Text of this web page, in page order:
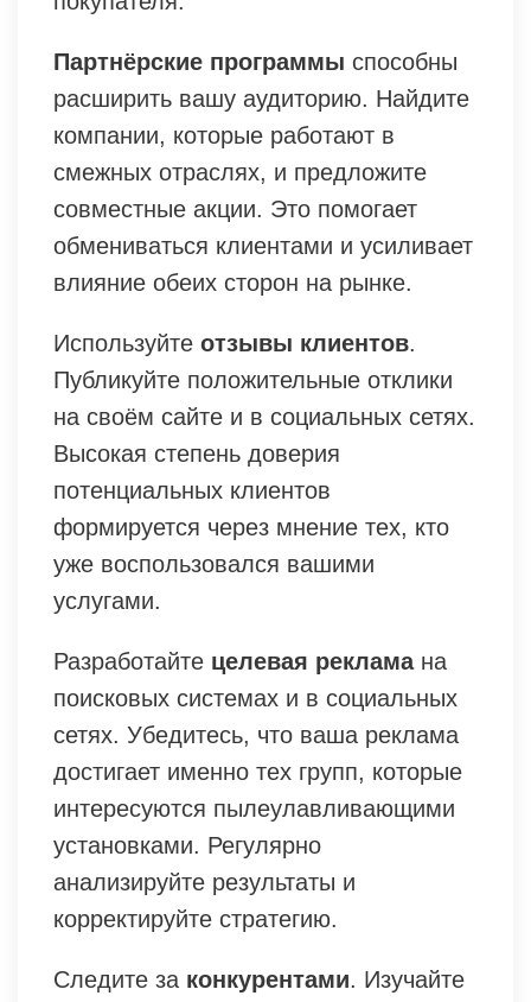
Партнёрские программы способны
расширить вашу аудиторию. Найдите
компании, которые работают в
смежных отраслях, и предложите
совместные акции. Это помогает
обмениваться клиентами и усиливает
влияние обеих сторон на рынке.
Используйте отзывы клиентов.
Публикуйте положительные отклики
на своём сайте и в социальных сетях.
Высокая степень доверия
потенциальных клиентов
формируется через мнение тех, кто
уже воспользовался вашими
услугами.
Разработайте целевая рекламана
поисковых системах и в социальных
сетях. Убедитесь, что ваша реклама
достигает именно тех групп, которые
интересуются пылеулавливающими
установками. Регулярно
анализируйте результаты и
корректируйте стратегию.
Следите за конкурентами. Изучайте